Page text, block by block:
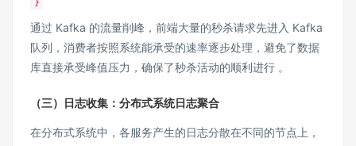
}
通过 Kafka 的流量削峰，前端大量的秒杀请求先进入 Kafka
队列，消费者按照系统能承受的速率逐步处理，避免了数据
库直接承受峰值压力，确保了秒杀活动的顺利进行 。
（三）日志收集：分布式系统日志聚合
在分布式系统中，各服务产生的日志分散在不同的节点上，